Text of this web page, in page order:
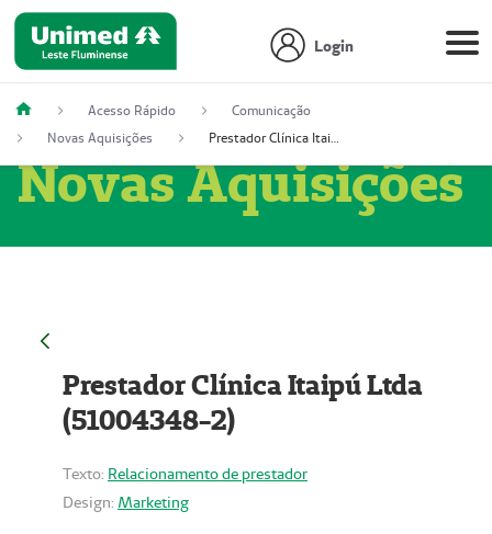
Login
Acesso Rápido
Comunicação
Novas Aquisições
Prestador Clínica Itaipú Ltda (51004348-2)
Novas Aquisições
Prestador Clínica Itaipú Ltda
(51004348-2)
Texto: Relacionamento de prestador
Design: Marketing